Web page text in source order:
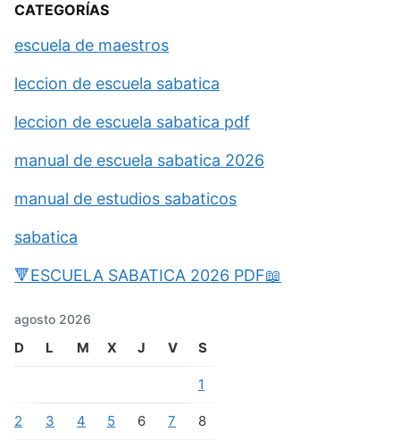
CATEGORÍAS
escuela de maestros
leccion de escuela sabatica
leccion de escuela sabatica pdf
manual de escuela sabatica 2026
manual de estudios sabaticos
sabatica
🔻ESCUELA SABATICA 2026 PDF📖
agosto 2026
D L M X J V S
1
2 3 4 5 6 7 8